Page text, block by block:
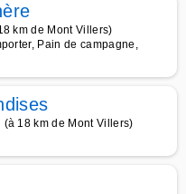
km de Mont Villers)
Pain de campagne,
18 km de Mont Villers)